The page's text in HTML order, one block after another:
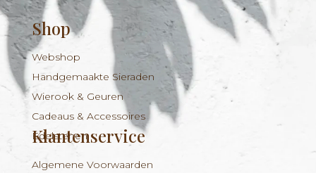
Shop
Webshop
Handgemaakte Sieraden
Wierook & Geuren
Cadeaus & Accessoires
Edelstenen
Klantenservice
Algemene Voorwaarden